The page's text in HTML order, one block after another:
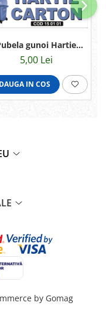
gunoi Hartie
carton 25x10cm
5,00 Lei
IN COS
by Gomag